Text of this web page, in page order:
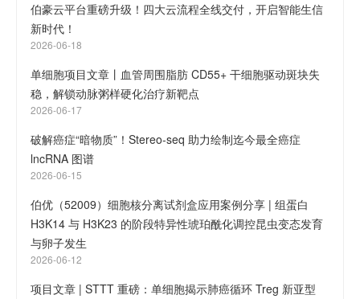
伯豪云平台重磅升级！四大云流程全线交付，开启智能生信
新时代！
2026-06-18
单细胞项目文章丨血管周围脂肪 CD55+ 干细胞驱动斑块失
稳，解锁动脉粥样硬化治疗新靶点
2026-06-17
破解癌症“暗物质”！Stereo-seq 助力绘制迄今最全癌症
lncRNA 图谱
2026-06-15
伯优（52009）细胞核分离试剂盒应用案例分享 | 组蛋白
H3K14 与 H3K23 的阶段特异性琥珀酰化调控昆虫变态发育
与卵子发生
2026-06-12
项目文章 | STTT 重磅：单细胞揭示肺癌循环 Treg 新亚型